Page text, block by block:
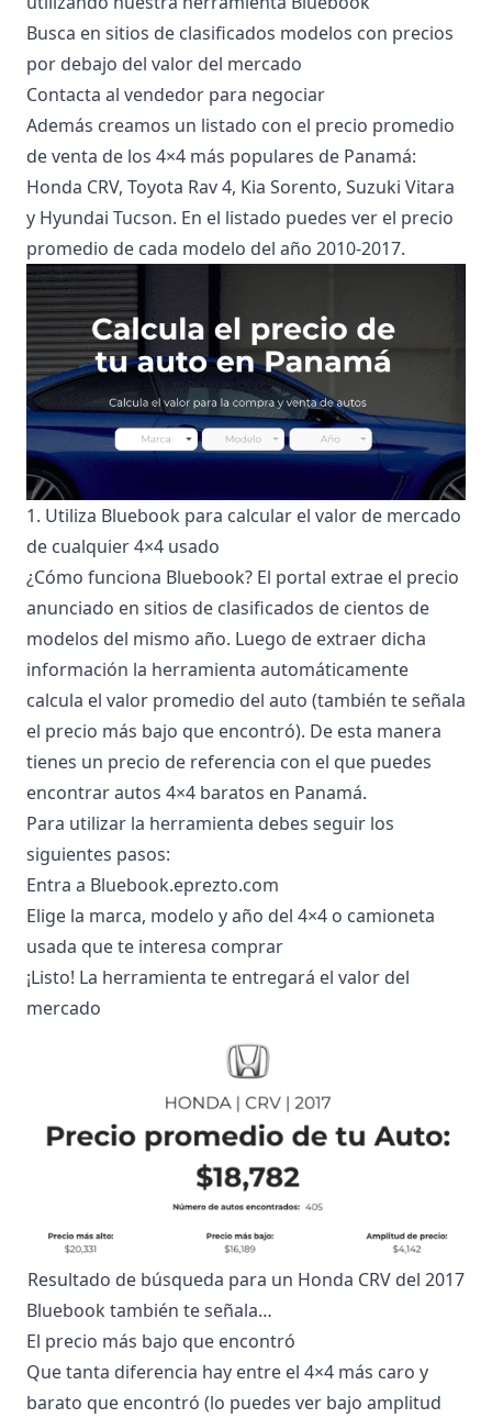
Busca en sitios de clasificados modelos con precios
por debajo del valor del mercado
Contacta al vendedor para negociar
Además creamos un listado con el precio promedio
de venta de los 4×4 más populares de Panamá:
Honda CRV, Toyota Rav 4, Kia Sorento, Suzuki Vitara
y Hyundai Tucson. En el listado puedes ver el precio
promedio de cada modelo del año 2010-2017.
1. Utiliza Bluebook para calcular el valor de mercado
de cualquier 4×4 usado
¿Cómo funciona Bluebook? El portal extrae el precio
anunciado en sitios de clasificados de cientos de
modelos del mismo año. Luego de extraer dicha
información la herramienta automáticamente
calcula el valor promedio del auto (también te señala
el precio más bajo que encontró). De esta manera
tienes un precio de referencia con el que puedes
encontrar autos 4×4 baratos en Panamá.
Para utilizar la herramienta debes seguir los
siguientes pasos:
Entra a Bluebook.eprezto.com
Elige la marca, modelo y año del 4×4 o camioneta
usada que te interesa comprar
¡Listo! La herramienta te entregará el valor del
mercado
Resultado de búsqueda para un Honda CRV del 2017
Bluebook también te señala…
El precio más bajo que encontró
Que tanta diferencia hay entre el 4×4 más caro y
barato que encontró (lo puedes ver bajo amplitud